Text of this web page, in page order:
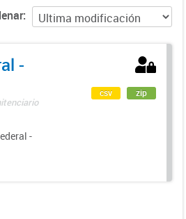
-
-
csv zip